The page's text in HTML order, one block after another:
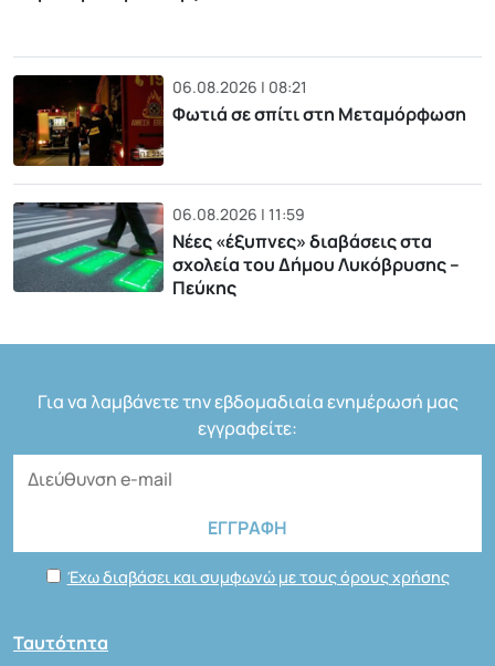
06.08.2026 | 08:21
Φωτιά σε σπίτι στη Μεταμόρφωση
06.08.2026 | 11:59
Νέες «έξυπνες» διαβάσεις στα
σχολεία του Δήμου Λυκόβρυσης –
Πεύκης
Για να λαμβάνετε την εβδομαδιαία ενημέρωσή μας
εγγραφείτε:
Έχω διαβάσει και συμφωνώ με τους όρους χρήσης
Ταυτότητα